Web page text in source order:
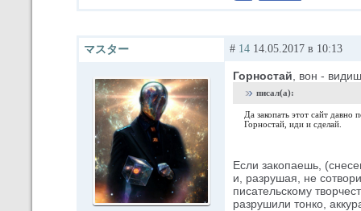
マスター # 14 14.05.2017 в 10:13
Горностай , вон -
писал(а):
Да закопать этот сайт
Горностай, иди и сделай.
Если закопаешь,
и, разрушая, не
писательскому
разрушили тонко,